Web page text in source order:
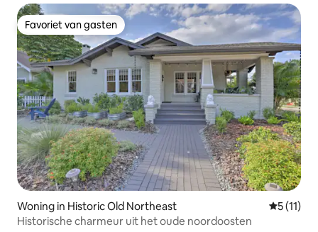
Favoriet van gasten
Favoriet van gasten
Woning in Historic Old Northeast
5 (11)
Historische charmeur uit het oude noordoosten